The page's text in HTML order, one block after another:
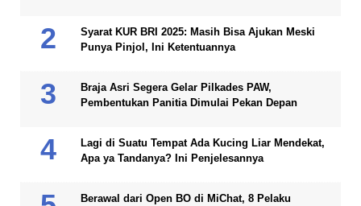
Syarat KUR BRI 2025: Masih Bisa Ajukan Meski
Punya Pinjol, Ini Ketentuannya
Braja Asri Segera Gelar Pilkades PAW,
Pembentukan Panitia Dimulai Pekan Depan
Lagi di Suatu Tempat Ada Kucing Liar Mendekat,
Apa ya Tandanya? Ini Penjelesannya
Berawal dari Open BO di MiChat, 8 Pelaku